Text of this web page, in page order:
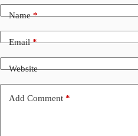
Name*
Email*
Website
Add Comment *